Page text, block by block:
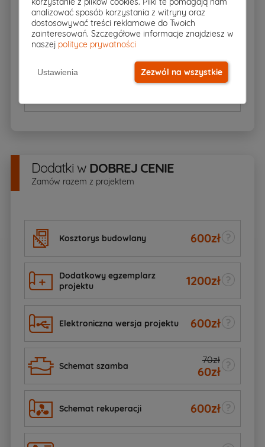
Zgoda na zmiany
Dziennik budowy
Dodatki w DOBREJ CENIE
Zamów razem z projektem
Kosztorys budowlany 600zł
Dodatkowy egzemplarz
projektu
1200zł
Elektroniczna wersja projektu 600zł
Schemat szamba
70zł
60zł
Schemat rekuperacji 600zł
analizować sposób korzystania z witryny oraz
dostosowywać treści reklamowe do Twoich
zainteresowań. Szczegółowe informacje znajdziesz w
naszej polityce prywatności
Ustawienia Zezwól na wszystkie